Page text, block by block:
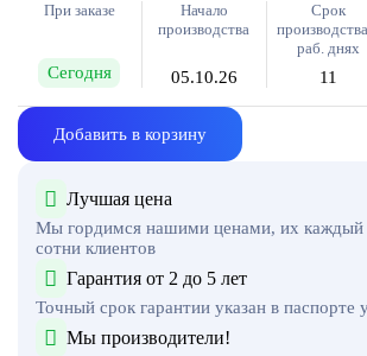
При заказе
Сегодня
Начало
производства
05.10.26
Срок
раб. днях
11
Добавить в корзину
Лучшая цена
Мы гордимся нашими ценами, их каждый
сотни клиентов
Гарантия от 2 до 5 лет
Точный срок гарантии указан в паспорте
Мы производители!